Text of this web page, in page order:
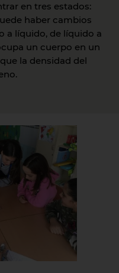
en tres estados:
haber cambios
a líquido, de líquido a
un cuerpo en un
la densidad del